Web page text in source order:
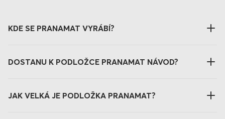
KDE SE PRANAMAT VYRÁBÍ?
DOSTANU K PODLOŽCE PRANAMAT NÁVOD?
JAK VELKÁ JE PODLOŽKA PRANAMAT?